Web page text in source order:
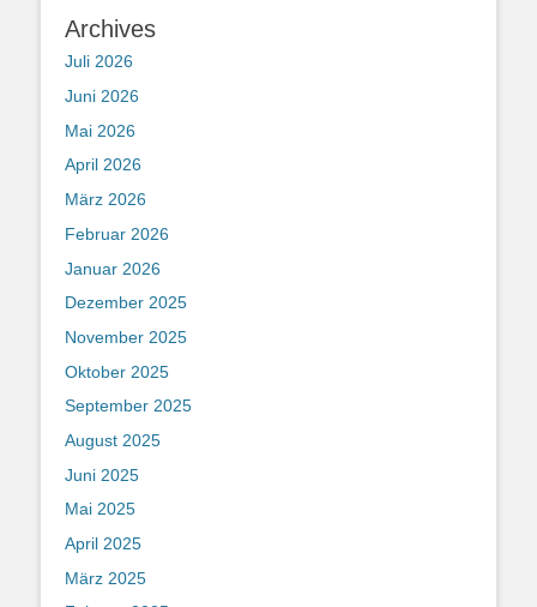
Archives
Juli 2026
Juni 2026
Mai 2026
April 2026
März 2026
Februar 2026
Januar 2026
Dezember 2025
November 2025
Oktober 2025
September 2025
August 2025
Juni 2025
Mai 2025
April 2025
März 2025